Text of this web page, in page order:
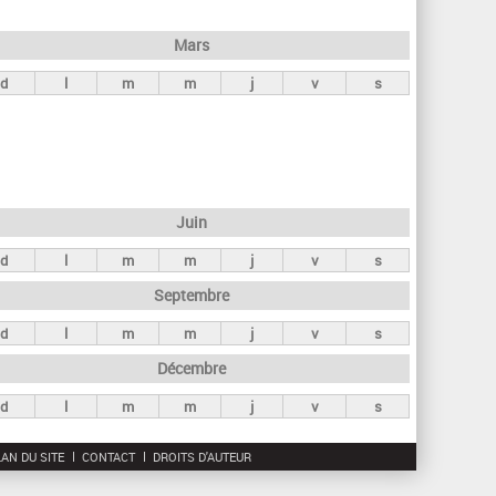
r
c
Mars
d l m m j v s
Juin
d l m m j v s
Septembre
d l m m j v s
Décembre
d l m m j v s
DU SITE CONTACT DROITS D'AUTEUR